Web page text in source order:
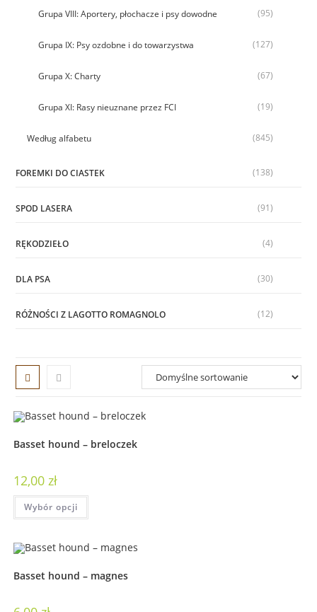
Basset hound – breloczek
12,00 zł
Wybór opcji
Basset hound – magnes
Grupa VIII: Aportery, płochacze i psy dowodne (95)
Grupa IX: Psy ozdobne i do towarzystwa (127)
Grupa X: Charty (67)
Grupa XI: Rasy nieuznane przez FCI (19)
Według alfabetu (845)
FOREMKI DO CIASTEK (138)
SPOD LASERA (91)
RĘKODZIEŁO (4)
DLA PSA (30)
RÓŻNOŚCI Z LAGOTTO ROMAGNOLO (12)